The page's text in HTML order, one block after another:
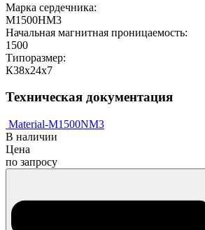
Марка сердечника:
М1500НМ3
Начальная магнитная проницаемость:
1500
Типоразмер:
К38х24х7
Техническая документация
Material-M1500NM3
В наличии
Цена
по запросу